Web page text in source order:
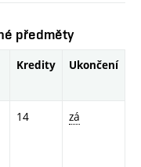
předměty
Kredity Ukončení
14 zá